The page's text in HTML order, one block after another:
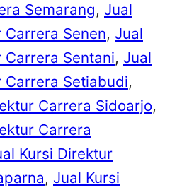
Semarang, Jual
Carrera Senen, Jual
Carrera Sentani, Jual
Carrera Setiabudi
Carrera Sidoarjo
Carrera
Kursi Direktur
, Jual Kursi